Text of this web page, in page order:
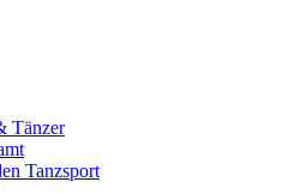
Tänzer
Tanzsport